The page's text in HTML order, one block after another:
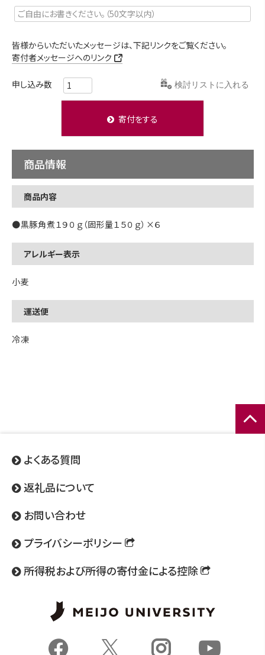
皆様からいただいたメッセージは、下記リンクをご覧ください。
寄付者メッセージへのリンク
検討リストに入れる
寄付をする
商品情報
商品内容
●黒豚角煮１９０ｇ（固形量１５０ｇ）×６
アレルギー表示
小麦
運送便
冷凍
ページ
よくある質問
返礼品について
お問い合わせ
プライバシーポリシー
所得税および所得の寄付金による控除
Fac X Ins Yo